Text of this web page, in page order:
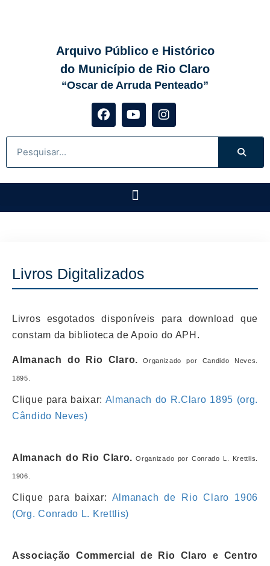
Arquivo Público e Histórico
do Município de Rio Claro
“Oscar de Arruda Penteado”
Livros Digitalizados
Livros esgotados disponíveis para download que
constam da biblioteca de Apoio do APH.
Almanach do Rio Claro. Organizado por Candido Neves.
1895.
Clique para baixar: Almanach do R.Claro 1895 (org.
Cândido Neves)
Almanach do Rio Claro. Organizado por Conrado L. Krettlis.
1906.
Clique para baixar: Almanach de Rio Claro 1906
(Org. Conrado L. Krettlis)
Associação Commercial de Rio Claro e Centro